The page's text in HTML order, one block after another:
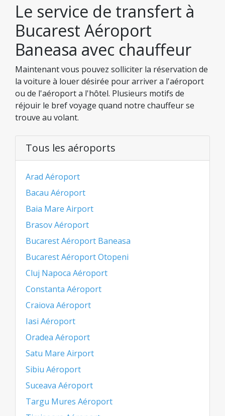
Le service de transfert à
Bucarest Aéroport
Baneasa avec chauffeur
Maintenant vous pouvez solliciter la réservation de
la voiture à louer désirée pour arriver a l'aéroport
ou de l'aéroport a l'hôtel. Plusieurs motifs de
réjouir le bref voyage quand notre chauffeur se
trouve au volant.
Tous les aéroports
Arad Aéroport
Bacau Aéroport
Baia Mare Airport
Brasov Aéroport
Bucarest Aéroport Baneasa
Bucarest Aéroport Otopeni
Cluj Napoca Aéroport
Constanta Aéroport
Craiova Aéroport
Iasi Aéroport
Oradea Aéroport
Satu Mare Airport
Sibiu Aéroport
Suceava Aéroport
Targu Mures Aéroport